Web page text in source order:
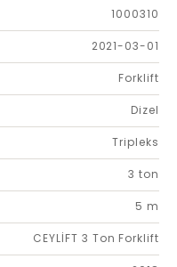
1000310
2021-03-01
Forklift
Dizel
Tripleks
3 ton
5 m
CEYLİFT 3 Ton Forklift